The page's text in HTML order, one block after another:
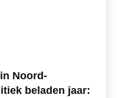
Noord-
beladen jaar: